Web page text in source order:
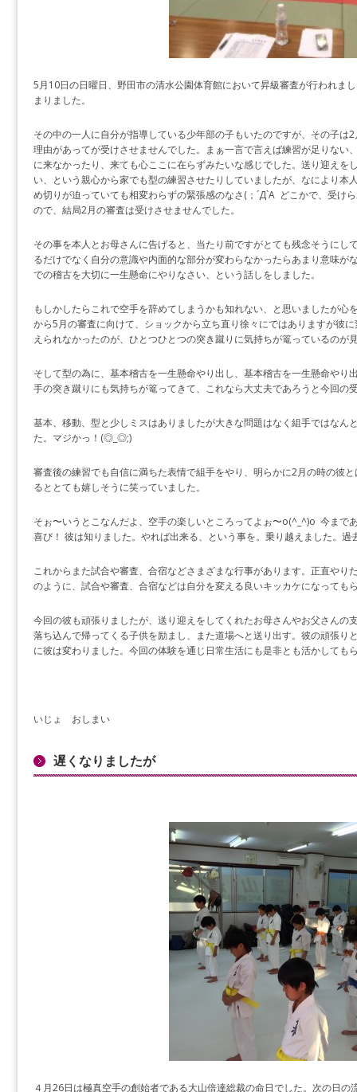
5月10日の日曜日、野田市の清水公園体育館において昇級審査が行われま
まりました。
その中の一人に自分が指導している少年部の子もいたのですが、その子は
理由があってが受けさせませんでした。まぁ一言で言えば練習が足りない
に来なかったり、来ても心ここに在らずみたいな感じでした。送り迎えを
い、という親心から家でも型の練習させたりしていましたが、なにより本
め切りが迫っていても相変わらずの緊張感のなさ(；´Д`A どこかで、受け
ので、結局2月の審査は受けさせませんでした。
その事を本人とお母さんに告げると、当たり前ですがとても残念そうにし
るだけでなく自分の意識や内面的な部分が変わらなかったらあまり意味が
での稽古を大切に一生懸命にやりなさい、という話しをしました。
もしかしたらこれで空手を辞めてしまうかも知れない、と思いましたが心
から5月の審査に向けて、ショックから立ち直り徐々にではありますが彼
えられなかったのが、ひとつひとつの突き蹴りに気持ちが篭っているのが
そして型の為に、基本稽古を一生懸命やり出し、基本稽古を一生懸命やり
手の突き蹴りにも気持ちが篭ってきて、これなら大丈夫であろうと今回の
基本、移動、型と少しミスはありましたが大きな問題はなく組手ではなん
た。マジかっ！(◎_◎;)
審査後の練習でも自信に満ちた表情で組手をやり、明らかに2月の時の彼
るととても嬉しそうに笑っていました。
そぉ〜いうとこなんだよ、空手の楽しいところってよぉ〜o(^_^)o 今まで
喜び！ 彼は知りました。やれば出来る、という事を。乗り越えました。過
これからまた試合や審査、合宿などさまざまな行事があります。正直やり
のように、試合や審査、合宿などは自分を変える良いキッカケになっても
今回の彼も頑張りましたが、送り迎えをしてくれたお母さんやお父さんの
落ち込んで帰ってくる子供を励まし、また道場へと送り出す。彼の頑張り
に彼は変わりました。今回の体験を通じ日常生活にも是非とも活かしても
いじょ おしまい
遅くなりましたが
４月26日は極真空手の創始者である大山倍達総裁の命日でした。次の日